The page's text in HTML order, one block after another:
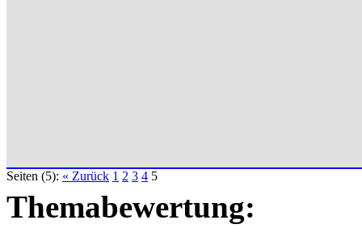
Seiten (5): « Zurück 1 2 3 4 5
Themabewertung: